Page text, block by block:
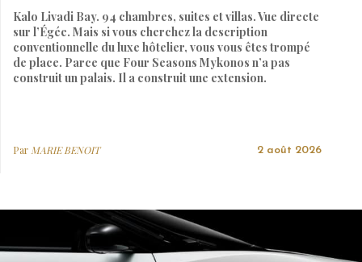
Kalo Livadi Bay. 94 chambres, suites et villas. Vue directe
sur l’Égée. Mais si vous cherchez la description
conventionnelle du luxe hôtelier, vous vous êtes trompé
de place. Parce que Four Seasons Mykonos n’a pas
construit un palais. Il a construit une extension.
ParMARIE BENOIT 2 août 2026